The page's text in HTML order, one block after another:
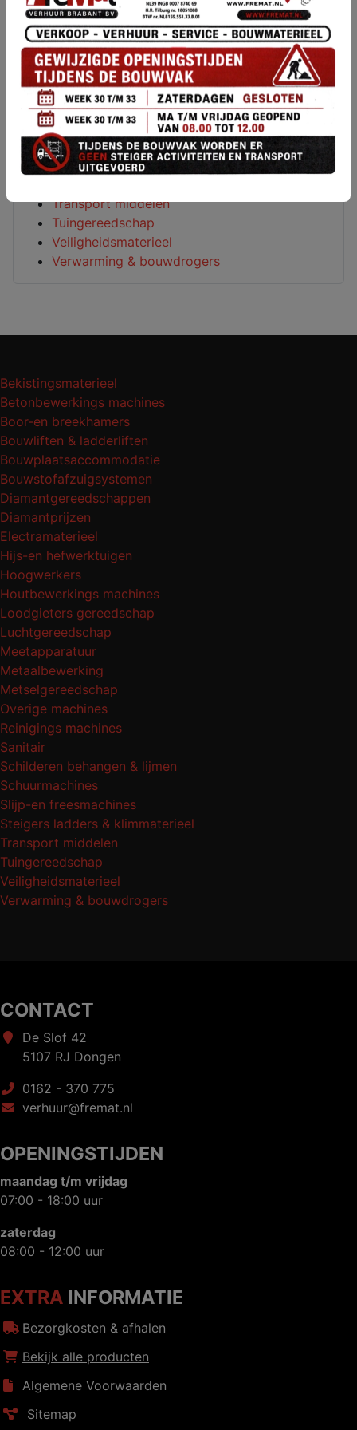
Meetapparatuur
Metaalbewerking
Metselgereedschap
Overige machines
Reinigings machines
Sanitair
Schilderen behangen & lijmen
Schuurmachines
Slijp-en freesmachines
Transport middelen
Tuingereedschap
Veiligheidsmaterieel
Verwarming & bouwdrogers
Bekistingsmaterieel
Betonbewerkings machines
Boor-en breekhamers
Bouwliften & ladderliften
Bouwplaatsaccommodatie
Bouwstofafzuigsystemen
Diamantgereedschappen
Diamantprijzen
Electramaterieel
Hijs-en hefwerktuigen
Hoogwerkers
Houtbewerkings machines
Loodgieters gereedschap
Luchtgereedschap
Meetapparatuur
Metaalbewerking
Metselgereedschap
Overige machines
Reinigings machines
Sanitair
Schilderen behangen & lijmen
Schuurmachines
Slijp-en freesmachines
Steigers ladders & klimmaterieel
Transport middelen
Tuingereedschap
Veiligheidsmaterieel
Verwarming & bouwdrogers
CONTACT
De Slof 42
5107 RJ Dongen
0162 - 370 775
verhuur@fremat.nl
OPENINGSTIJDEN
maandag t/m vrijdag
07:00 - 18:00 uur
zaterdag
08:00 - 12:00 uur
EXTRA INFORMATIE
Bezorgkosten & afhalen
Bekijk alle producten
Algemene Voorwaarden
Sitemap